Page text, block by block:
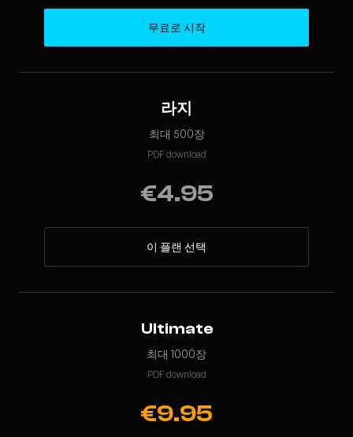
무료로 시작
라지
최대 500장
PDF download
€4.95
이 플랜 선택
Ultimate
최대 1000장
PDF download
€9.95